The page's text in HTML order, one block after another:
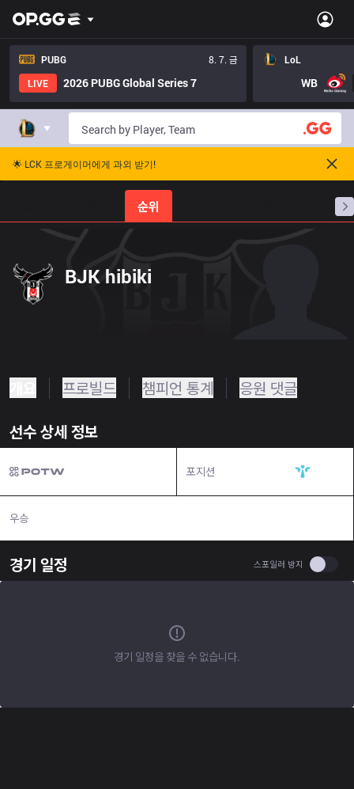
PUBG
8. 7. 금
LIVE
2026 PUBG Global Series 7
LoL
WB
🌟 LCK 프로게이머에게 과외 받기!
순위 프로빌
BJK hibiki
프로빌드 챔피언 통계 응원 댓글
선수 상세 정보
포지션
우승
경기 일정 스포일러 방지 Use
경기 일정을 찾을 수 없습니다.